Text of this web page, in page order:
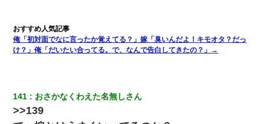
【クズ】昔、兄がお見合いして「ブスすぎｗｗｗ」と断った女性
が、兄の同級生と結婚。それを知った兄は荒れ狂い、｢嫁さん、俺
のお古ですが気分はどう？」とメールを送った→
中の道を走っていたら、突然ガガッ！って音がして…
俺「初対面でなに言ったか覚えてる？」嫁「臭いんだよ！キモオタ？だっ
け？」俺「だいたい合ってる。で、なんで告白してきたの？」→
141 おさかなくわえた名無しさん
>>139